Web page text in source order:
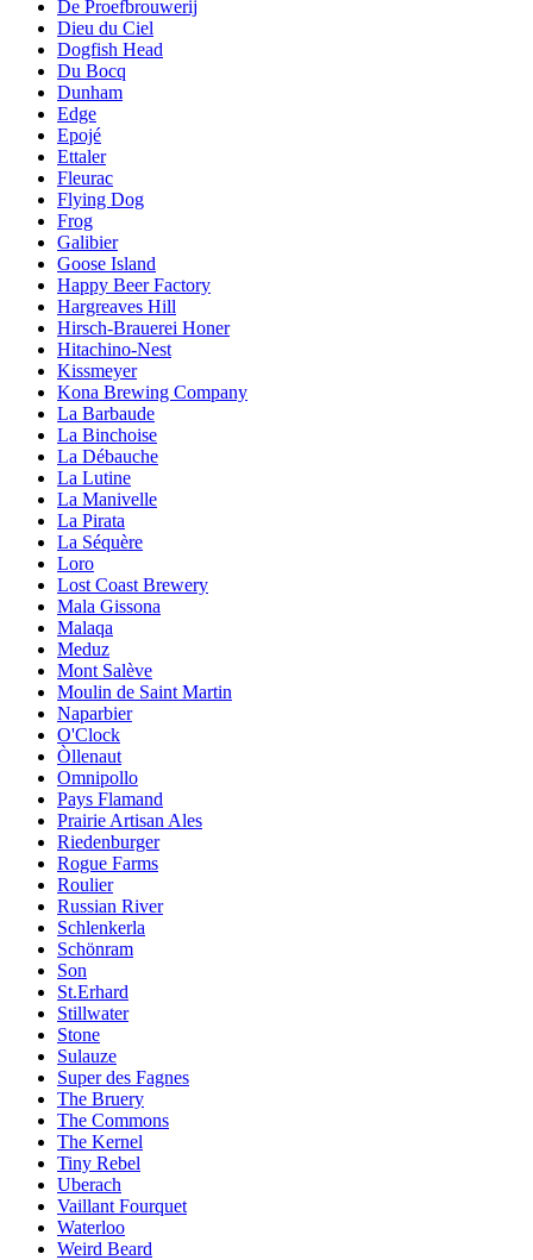
De Proefbrouwerij
Dieu du Ciel
Dogfish Head
Du Bocq
Dunham
Edge
Epojé
Ettaler
Fleurac
Flying Dog
Frog
Galibier
Goose Island
Happy Beer Factory
Hargreaves Hill
Hirsch-Brauerei Honer
Hitachino-Nest
Kissmeyer
Kona Brewing Company
La Barbaude
La Binchoise
La Débauche
La Lutine
La Manivelle
La Pirata
La Séquère
Loro
Lost Coast Brewery
Mala Gissona
Malaqa
Meduz
Mont Salève
Moulin de Saint Martin
Naparbier
O'Clock
Òllenaut
Omnipollo
Pays Flamand
Prairie Artisan Ales
Riedenburger
Rogue Farms
Roulier
Russian River
Schlenkerla
Schönram
Son
St.Erhard
Stillwater
Stone
Sulauze
Super des Fagnes
The Bruery
The Commons
The Kernel
Tiny Rebel
Uberach
Vaillant Fourquet
Waterloo
Weird Beard